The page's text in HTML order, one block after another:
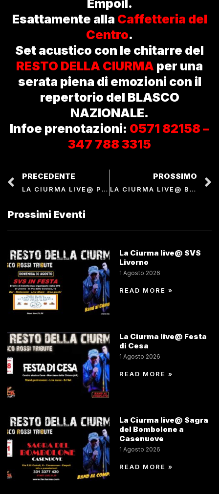
Empoil.
Esattamente alla Caffetteria del
Centro.
Set acustico con le chitarre del
RESTO DELLA CIURMA per una
serata piena di emozioni con il
repertorio del BLASCO
NAZIONALE.
Infoe prenotazioni: 0571 82158 –
347 788 3315
PRECEDENTE
LA CIURMA LIVE@ PIAZZETTA DEL PORTO – ISOLA DI CAPRAIA
PROSSIMO
LA CIURMA LIVE@ BARRINO MUSIC CAFFÈ – BOCCACCIO
Prossimi Eventi
La Ciurma live@ SVS
Livorno
1 Agosto 2026
READ MORE »
La Ciurma live@ Festa
di Cesa
1 Agosto 2026
READ MORE »
La Ciurma live@ Sagra
del Bombolone a
Casenuove
1 Agosto 2026
READ MORE »